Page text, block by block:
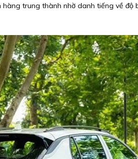
trung thành nhờ danh tiếng về